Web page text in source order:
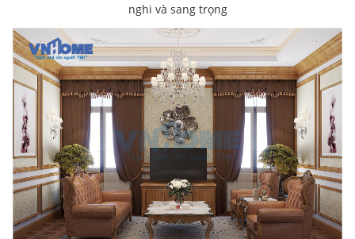
nghi và sang trọng